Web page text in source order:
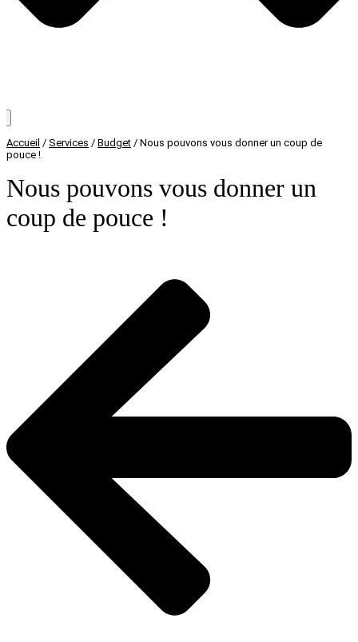
Accueil / Services / Budget / Nous pouvons vous donner un coup de
pouce !
Nous pouvons vous donner un
coup de pouce !